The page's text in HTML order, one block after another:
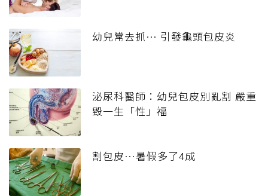
幼兒常去抓… 引發龜頭包皮炎
泌尿科醫師：幼兒包皮別亂割 嚴重
毀一生「性」福
割包皮…暑假多了4成